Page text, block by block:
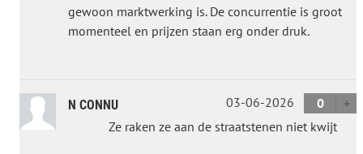
gewoon marktwerking is. De concurrentie is groot
momenteel en prijzen staan erg onder druk.
N CONNU 03-06-2026
0
Ze raken ze aan de straatstenen niet kwijt